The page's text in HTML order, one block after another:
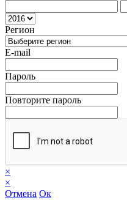
Регион
E-mail
Пароль
Повторите пароль
×
×
Отмена Ок